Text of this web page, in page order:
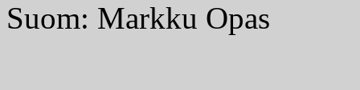
Suom: Markku Opas